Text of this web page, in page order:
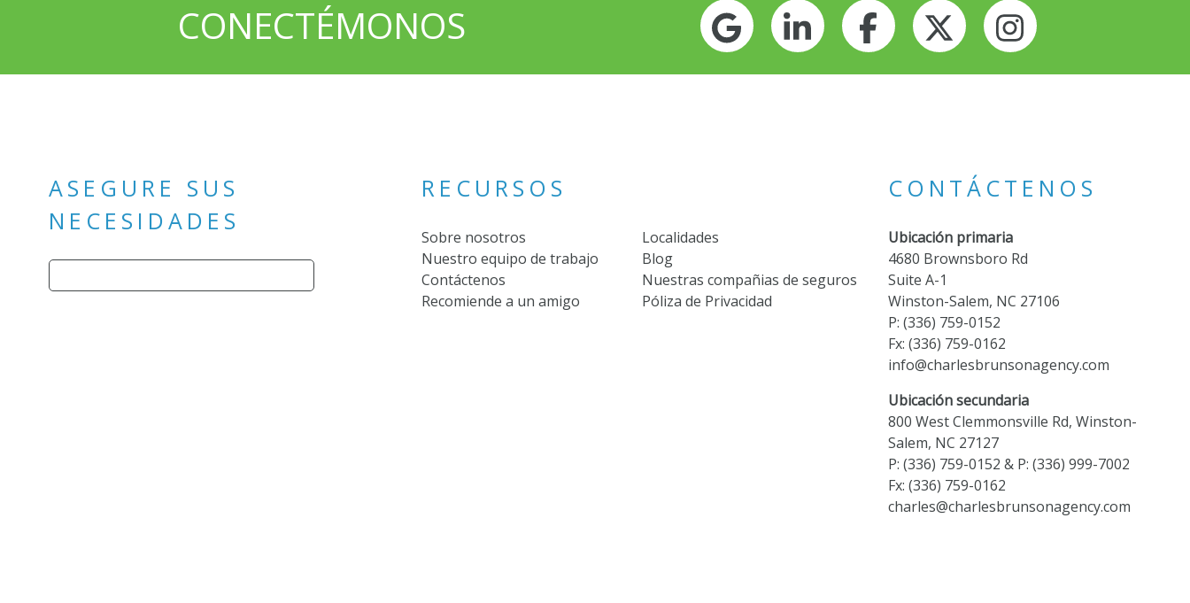
CONECTÉMONOS GoogleLinkedInFacebook
TwitterInstagram
ASEGURE SUS
NECESIDADES
RECURSOS
Sobre nosotros
Localidades
Nuestro equipo de trabajo
Blog
Contáctenos
Nuestras compañias de seguros
Recomiende a un amigo
Póliza de Privacidad
CONTÁCTENOS
Ubicación primaria
4680 Brownsboro Rd
Suite A-1
Winston-Salem, NC 27106
P: (336) 759-0152
Fx: (336) 759-0162
info@charlesbrunsonagency.com
Ubicación secundaria
800 West Clemmonsville Rd, Winston-
Salem, NC 27127
P: (336) 759-0152 & P: (336) 999-7002
Fx: (336) 759-0162
charles@charlesbrunsonagency.com